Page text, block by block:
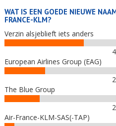
WAT IS EEN GOEDE NIEUWE
FRANCE-KLM?
Verzin alsjeblieft iets anders
European Airlines Group (EAG)
The Blue Group
Air-France-KLM-SAS(-TAP)